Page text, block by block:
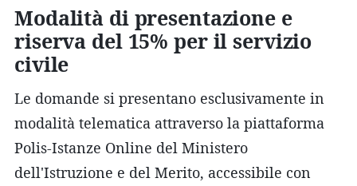
Modalità di presentazione e
riserva del 15% per il servizio
civile
Le domande si presentano esclusivamente in
modalità telematica attraverso la piattaforma
Polis-Istanze Online del Ministero
dell'Istruzione e del Merito, accessibile con